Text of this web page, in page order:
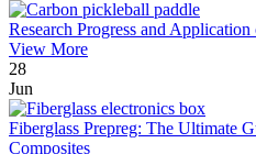
Research Progress and
View More
28
Jun
Fiberglass Prepreg: The Ultimate
Composites